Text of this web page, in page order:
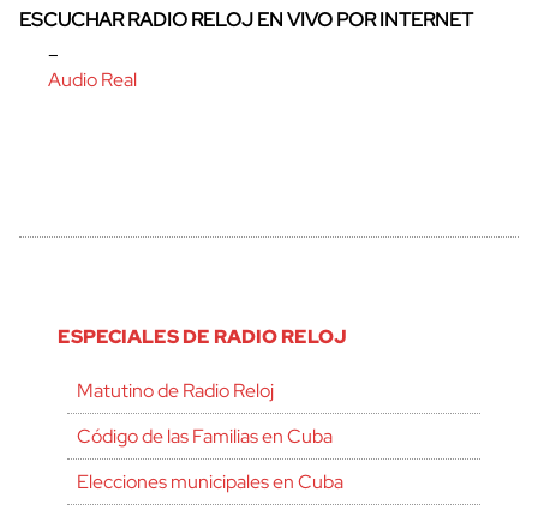
ESCUCHAR RADIO RELOJ EN VIVO POR INTERNET
–
Audio Real
ESPECIALES DE RADIO RELOJ
Matutino de Radio Reloj
Código de las Familias en Cuba
Elecciones municipales en Cuba